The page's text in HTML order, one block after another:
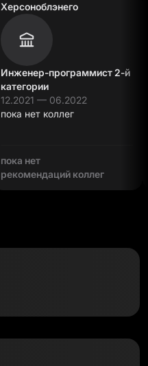
Херсоноблэнего
Инженер-программист 2-й
категории
12.2021 — 06.2022
пока нет коллег
пока нет
рекомендаций коллег